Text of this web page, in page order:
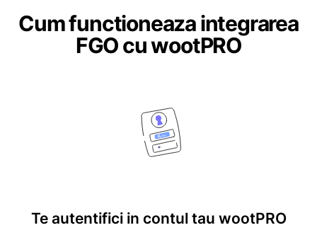
Cum functioneaza integrarea
FGO cu wootPRO
Te autentifici in contul tau wootPRO